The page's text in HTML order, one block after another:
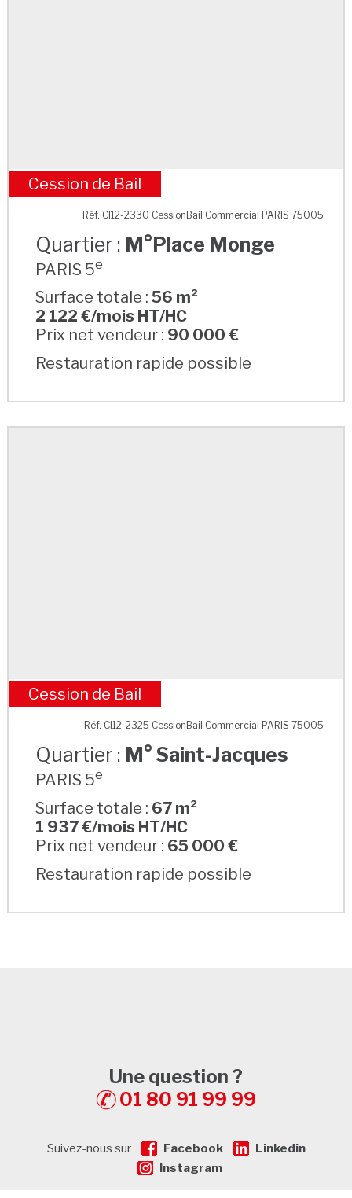
M°Place Monge
Cession de Bail
Réf. CI12-2330 CessionBail Commercial PARIS 75005
Quartier : M°Place Monge
PARIS 5e
Surface totale :56 m²
2 122 €/mois HT/HC
Prix net vendeur : 90 000 €
Restauration rapide possible
M° Saint-Jacques
Cession de Bail
Réf. CI12-2325 CessionBail Commercial PARIS 75005
Quartier : M° Saint-Jacques
PARIS 5e
Surface totale : 67 m²
1 937 €/mois HT/HC
Prix net vendeur : 65 000 €
Restauration rapide possible
Une question ?
01 80 91 99 99
Suivez-nous sur Facebook
Linkedin
Instagram